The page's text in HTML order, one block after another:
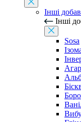
Інші
Інші
Sosa